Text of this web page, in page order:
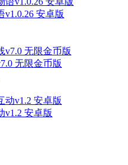
安卓版
无限金币版
v1.2 安卓版